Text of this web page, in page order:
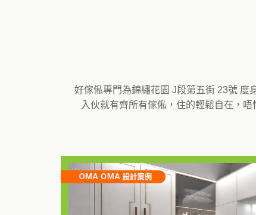
好傢俬專門為錦繡花園 J段第五街 23號 度
入伙就有齊所有傢俬，住的輕鬆自在，